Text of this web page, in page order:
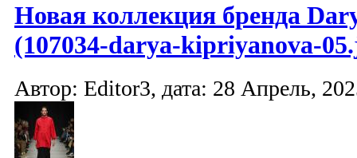
Новая коллекция бренда
(107034-darya-kipriyanova-
Автор: Editor3, дата: 28 Апрель,